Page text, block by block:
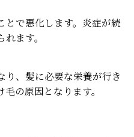
とで悪化します。炎症が続
ます。
り、髪に必要な栄養が行き
の原因となります。